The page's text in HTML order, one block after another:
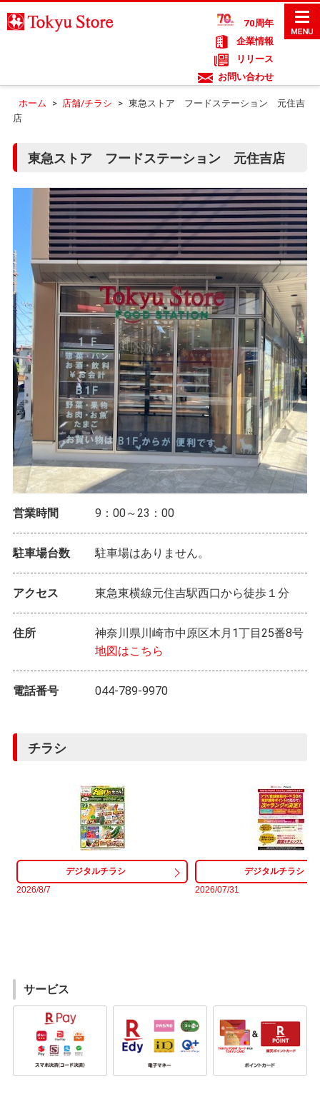
70周年
企業情報
リリース
お問い合わせ
ホーム > 店舗/チラシ > 東急ストア フードステーション 元住吉
店
東急ストア フードステーション 元住吉店
営業時間 9：00～23：00
駐車場台数 駐車場はありません。
アクセス 東急東横線元住吉駅西口から徒歩１分
住所
神奈川県川崎市中原区木月1丁目25番8号
地図はこちら
電話番号 044-789-9970
チラシ
2026/8/7 2026/07/31
サービス